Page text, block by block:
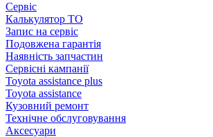
Сервіс
Калькулятор ТО
Запис на сервіс
Подовжена гарантія
Наявність запчастин
Сервісні кампанії
Toyota assistance plus
Toyota assistance
Кузовний ремонт
Технічне обслуговування
Аксесуари